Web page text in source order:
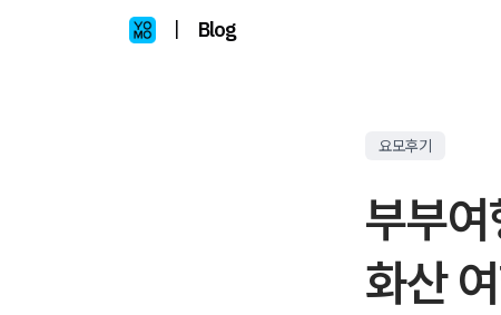
| Blog
요모후기
부부
화산